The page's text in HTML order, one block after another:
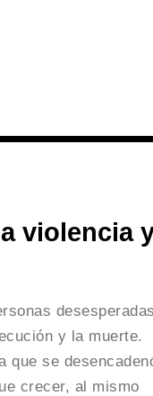
violencia
desesperadas
y la muerte.
que se
crecer, al mismo